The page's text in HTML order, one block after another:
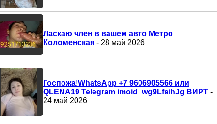
Ласкаю член в вашем авто Метро
Коломенская - 28 май 2026
Госпожа!WhatsApp +7 9606905566 или
QLENA19 Telegram imoid_wg9LfsihJg ВИРТ -
24 май 2026